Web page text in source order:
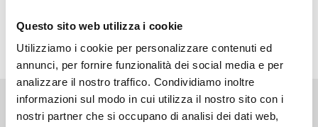
Questo sito web utilizza i cookie
Utilizziamo i cookie per personalizzare contenuti ed
annunci, per fornire funzionalità dei social media e per
analizzare il nostro traffico. Condividiamo inoltre
informazioni sul modo in cui utilizza il nostro sito con i
nostri partner che si occupano di analisi dei dati web,
insegue i propri sogni senza lasciarsi scoraggiare dai
limiti e dalle difficoltà!